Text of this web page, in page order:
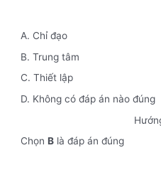
A. Chỉ đạo
B. Trung tâm
C. Thiết lập
D. Không có đáp án nào đúng
ChọnB là đáp án đúng